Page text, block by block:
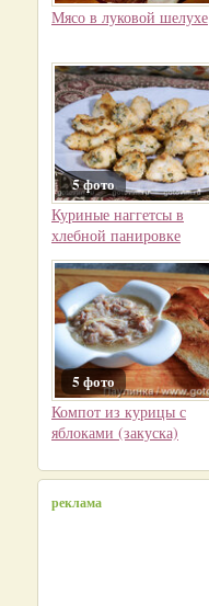
Мясо в луковой шелухе
5 фото
Куриные наггетсы в
хлебной панировке
5 фото
Компот из курицы с
яблоками (закуска)
реклама